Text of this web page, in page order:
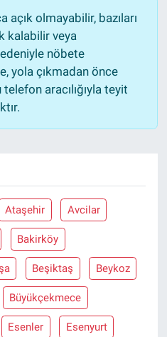
açık olmayabilir, bazıları
kalabilir veya
nöbete
yola çıkmadan önce
aracılığıyla teyit
Ataşehir Avcilar
Bakirköy
Beşiktaş Beykoz
Büyükçekmece
Esenler Esenyurt